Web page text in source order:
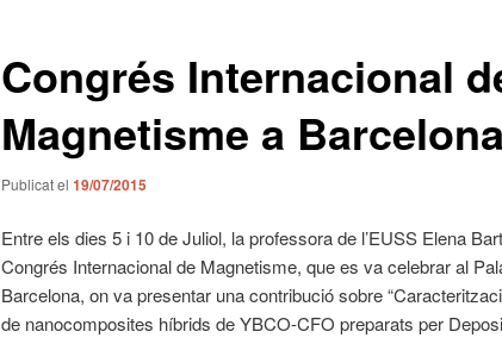
Congrés Internacional
Magnetisme a Barcelona
Publicat el 19/07/2015
Entre els dies 5 i 10 de Juliol, la professora de l’EUSS Elena
Congrés Internacional de Magnetisme, que es va celebrar al
Barcelona, on va presentar una contribució sobre
de nanocomposites híbrids de YBCO-CFO preparats per